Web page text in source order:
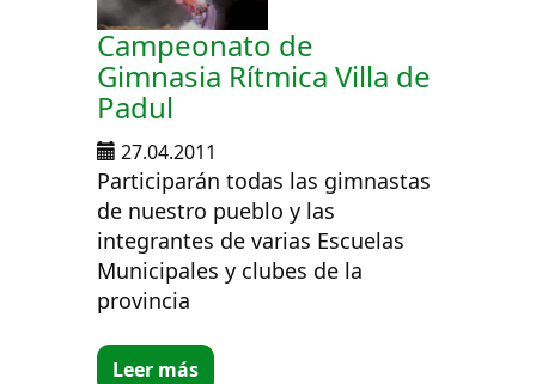
Campeonato de
Gimnasia Rítmica Villa de
Padul
27.04.2011
Participarán todas las gimnastas
de nuestro pueblo y las
integrantes de varias Escuelas
Municipales y clubes de la
provincia
Leer más